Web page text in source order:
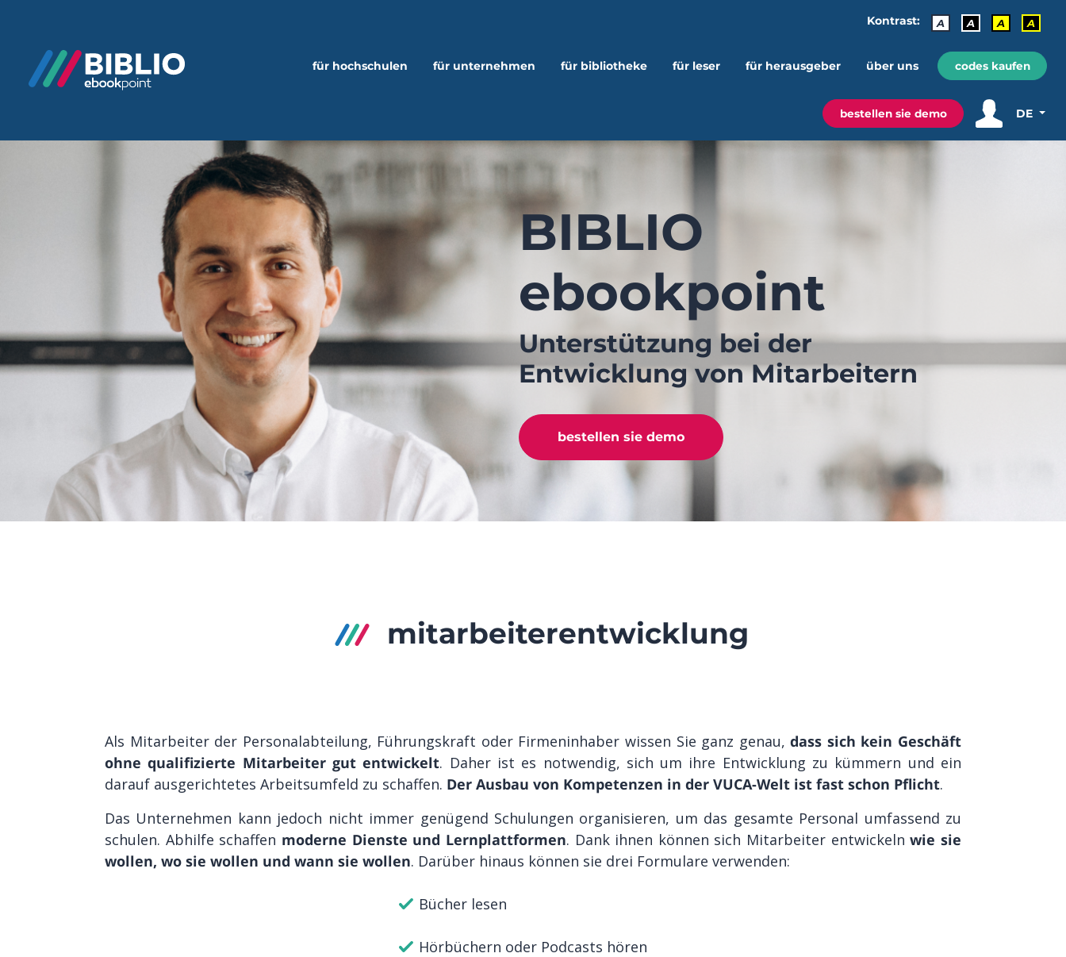
Kontrast: A A A A
für hochschulen für unternehmen für bibliotheke für leser für herausgeber über uns codes kaufen
bestellen sie demo DE
BIBLIO
ebookpoint
Unterstützung bei der
Entwicklung von Mitarbeitern
bestellen sie demo
mitarbeiterentwicklung
Als Mitarbeiter der Personalabteilung, Führungskraft oder Firmeninhaber wissen Sie ganz genau,dass sich kein Geschäft
ohne qualifizierte Mitarbeiter gut entwickelt. Daher ist es notwendig, sich um ihre Entwicklung zu kümmern und ein
darauf ausgerichtetes Arbeitsumfeld zu schaffen. Der Ausbau von Kompetenzen in der VUCA-Welt ist fast schon Pflicht.
Das Unternehmen kann jedoch nicht immer genügend Schulungen organisieren, um das gesamte Personal umfassend zu
schulen. Abhilfe schaffen moderne Dienste und Lernplattformen. Dank ihnen können sich Mitarbeiter entwickelnwie sie
wollen, wo sie wollen und wann sie wollen. Darüber hinaus können sie drei Formulare verwenden:
Bücher lesen
Hörbüchern oder Podcasts hören